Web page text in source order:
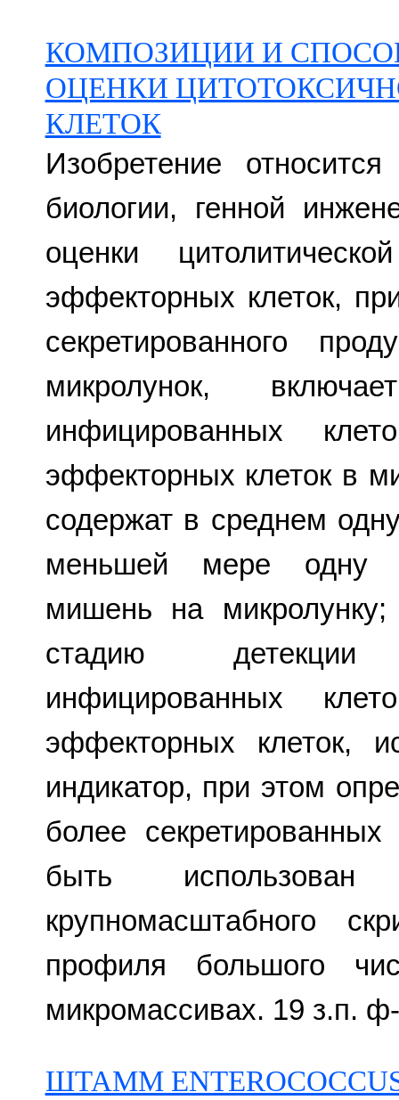
КОМПОЗИЦИИ И
ОЦЕНКИ
КЛЕТОК
Изобретение
биологии, генной
оценки
эффекторных клеток,
секретированного
микролунок,
инфицированных
эффекторных клеток в
содержат в среднем
меньшей мере одну
мишень на микролунку;
стадию
инфицированных
эффекторных клеток,
индикатор, при этом
более
быть
крупномасштабного
профиля большого
микромассивах. 19 з.п.
ШТАММ